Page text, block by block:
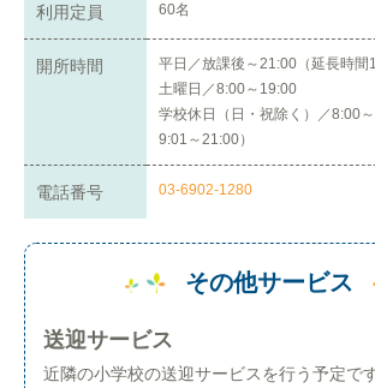
利用定員 60名
開所時間
平日／放課後～21:00（延長時間
土曜日／8:00～19:00
学校休日（日・祝除く）／8:00
9:01～21:00）
電話番号 03-6902-1280
その他サービス
送迎サービス
近隣の小学校の送迎サービスを行う予定で